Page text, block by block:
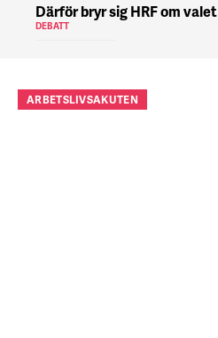
Därför bryr sig HRF om valet
DEBATT
ARBETSLIVSAKUTEN